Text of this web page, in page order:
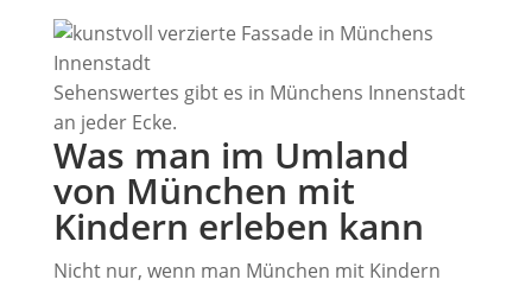
Sehenswertes gibt es in Münchens Innenstadt
an jeder Ecke.
Was man im Umland
von München mit
Kindern erleben kann
Nicht nur, wenn man München mit Kindern